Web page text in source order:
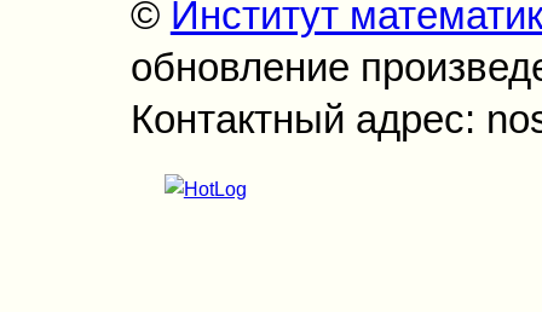
© Институт
обновление
Контактный адрес: